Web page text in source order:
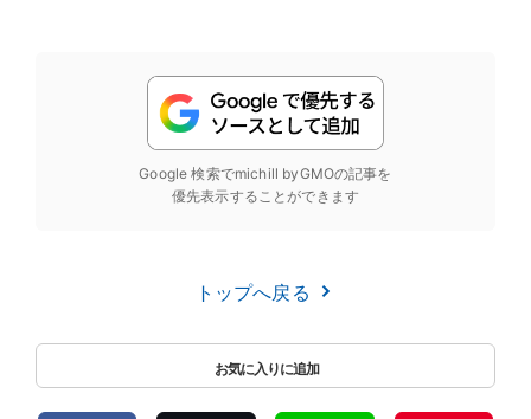
Google 検索でmichill byGMOの記事を
優先表示することができます
トップへ戻る